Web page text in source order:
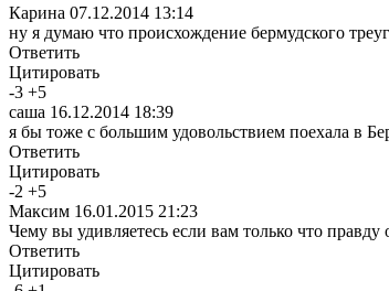
Карина 07.12.2014 13:14
ну я думаю что происхождение бермудского
Ответить
Цитировать
-3 +5
саша 16.12.2014 18:39
я бы тоже с большим удовольствием поехала в
Ответить
Цитировать
-2 +5
Максим 16.01.2015 21:23
Чему вы удивляетесь если вам только что правду
Ответить
Цитировать